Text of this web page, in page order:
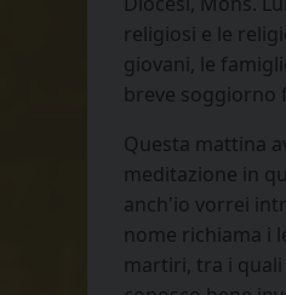
religiosi e le
giovani, le
breve soggiorno
Questa mattina
meditazione in
anch'io vorrei
nome richiama i
martiri, tra i